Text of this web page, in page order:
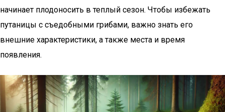
начинает плодоносить в теплый сезон. Чтобы избежать
путаницы с съедобными грибами, важно знать его
внешние характеристики, а также места и время
появления.